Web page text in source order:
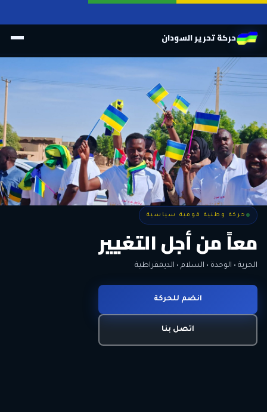
حركة تحرير السودان
حركة وطنية قومية سياسية
وطنٌ لكل أهله
المواطنة هي المعيار الأوحد لنيل الحقوق وأداء الواجبات
تعرّف على الحركة
برنامجنا السياسي
حركة وطنية قومية سياسية
معاً من أجل التغيير
الحرية • الوحدة • السلام • الديمقراطية
انضم للحركة
اتصل بنا